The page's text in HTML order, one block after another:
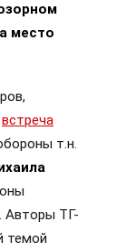
место
встреча
т.н.
. Авторы ТГ-
темой